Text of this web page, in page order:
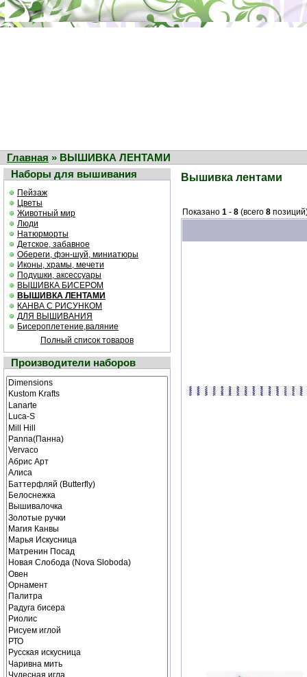
Главная » ВЫШИВКА ЛЕНТАМИ
Наборы для вышивания
Пейзаж
Цветы
Животный мир
Люди
Натюрморты
Детское, забавное
Обереги, фэн-шуй, миниатюры
Иконы, храмы, мечети
Подушки, аксессуары
ВЫШИВКА БИСЕРОМ
ВЫШИВКА ЛЕНТАМИ
КАНВА С РИСУНКОМ
ДЛЯ ВЫШИВАНИЯ
Бисероплетение,валяние
Полный список товаров
Производители наборов
Вышивка лентами
Показано 1 - 8 (всего 8